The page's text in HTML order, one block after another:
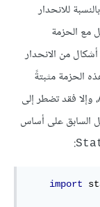
للانحدار
من الانحدار
الحزمة مثبتةً
لديك في حال كنت تستخدم أناكوندا Anaconda، وإلا فقد تضطر إلى
السابق على أساس
:
import